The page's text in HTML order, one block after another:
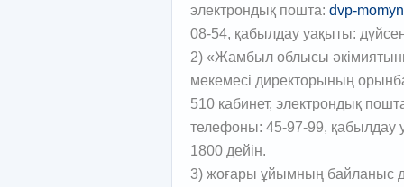
электрондық пошта: dvp-
08-54, қабылдау уақыты:
2) «Жамбыл облысы
мекемесі директорының
510 кабинет, электрондық
телефоны: 45-97-99, қабылдау
1800 дейін.
3) жоғары ұйымның байланыс